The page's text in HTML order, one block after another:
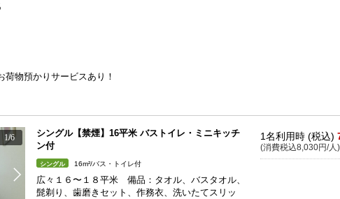
物預かりサービスあり！
1/6
シングル【禁煙】16平米 バストイレ・ミニキッチ
ン付
シングル 16m²/バス・トイレ付
広々１６〜１８平米 備品：タオル、バスタオル、
髭剃り、歯磨きセット、作務衣、洗いたてスリッ
1名利用時 (税込)
(消費税込8,030円/人)